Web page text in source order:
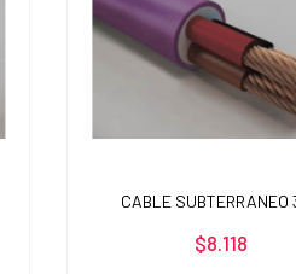
CABLE SUBTERRANEO
$8.118